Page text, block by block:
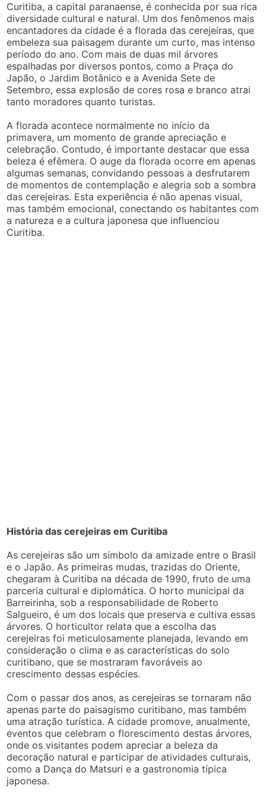
Curitiba, a capital paranaense, é conhecida por sua rica
diversidade cultural e natural. Um dos fenômenos mais
encantadores da cidade é a florada das cerejeiras, que
embeleza sua paisagem durante um curto, mas intenso
período do ano. Com mais de duas mil árvores
espalhadas por diversos pontos, como a Praça do
Japão, o Jardim Botânico e a Avenida Sete de
Setembro, essa explosão de cores rosa e branco atrai
tanto moradores quanto turistas.
A florada acontece normalmente no início da
primavera, um momento de grande apreciação e
celebração. Contudo, é importante destacar que essa
beleza é efêmera. O auge da florada ocorre em apenas
algumas semanas, convidando pessoas a desfrutarem
de momentos de contemplação e alegria sob a sombra
das cerejeiras. Esta experiência é não apenas visual,
mas também emocional, conectando os habitantes com
a natureza e a cultura japonesa que influenciou
Curitiba.
História das cerejeiras em Curitiba
As cerejeiras são um símbolo da amizade entre o Brasil
e o Japão. As primeiras mudas, trazidas do Oriente,
chegaram à Curitiba na década de 1990, fruto de uma
parceria cultural e diplomática. O horto municipal da
Barreirinha, sob a responsabilidade de Roberto
Salgueiro, é um dos locais que preserva e cultiva essas
árvores. O horticultor relata que a escolha das
cerejeiras foi meticulosamente planejada, levando em
consideração o clima e as características do solo
curitibano, que se mostraram favoráveis ao
crescimento dessas espécies.
Com o passar dos anos, as cerejeiras se tornaram não
apenas parte do paisagismo curitibano, mas também
uma atração turística. A cidade promove, anualmente,
eventos que celebram o florescimento destas árvores,
onde os visitantes podem apreciar a beleza da
decoração natural e participar de atividades culturais,
como a Dança do Matsuri e a gastronomia típica
japonesa.